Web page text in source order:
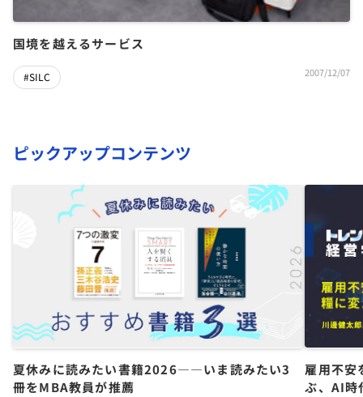
国境を越えるサービス
#SILC 2007/12/07
ピックアップコンテンツ
夏休みに読みたい書籍2026――いま読みたい3
冊をMBA教員が推薦
雇用不
ぶ、AI時